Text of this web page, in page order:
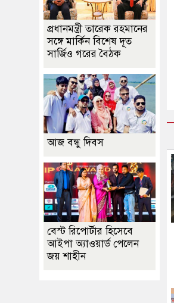
প্রধানমন্ত্রী তারেক রহমানের
সঙ্গে মার্কিন বিশেষ দূত
সার্জিও গরের বৈঠক
আজ বন্ধু দিবস
বেস্ট রিপোর্টার হিসেবে
আইপা অ্যাওয়ার্ড পেলেন
জয় শাহীন